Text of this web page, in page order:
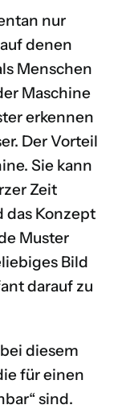
nur
denen
Menschen
Maschine
erkennen
Der Vorteil
Sie kann
Zeit
das Konzept
Muster
Bild
darauf zu
diesem
für einen
sind.